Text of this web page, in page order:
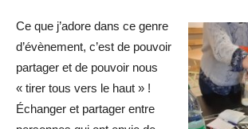
Ce que j’adore dans ce genre
d’évènement, c’est de pouvoir
partager et de pouvoir nous
« tirer tous vers le haut » !
Échanger et partager entre